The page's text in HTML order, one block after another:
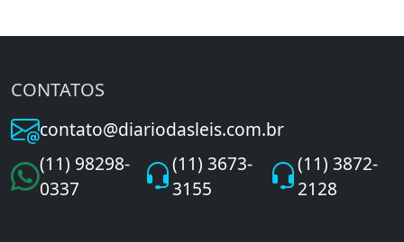
CONTATOS
contato@diariodasleis.com.br
(11) 98298-
0337
(11) 3673-
3155
(11) 3872-
2128